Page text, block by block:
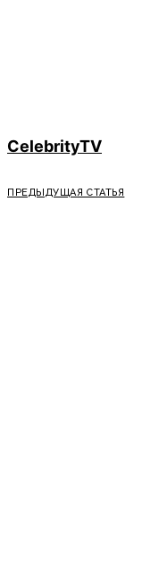
CelebrityTV
ПРЕДЫДУЩАЯ СТАТЬЯ